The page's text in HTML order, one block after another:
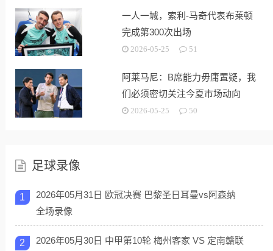
一人一城，索利-马奇代表布莱顿
完成第300次出场
2026-05-25 51
阿莱马尼：B席能力毋庸置疑，我
们必须密切关注今夏市场动向
2026-05-25 50
足球录像
1
2026年05月31日 欧冠决赛 巴黎圣日耳曼vs阿森纳
全场录像
2
2026年05月30日 中甲第10轮 梅州客家 VS 定南赣联